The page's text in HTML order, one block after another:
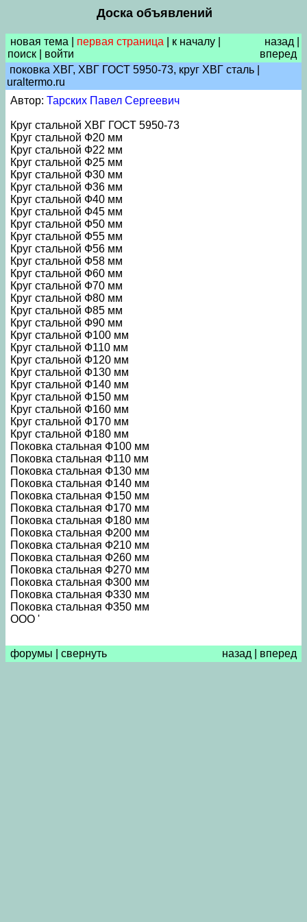
Доска объявлений
новая тема первая страница к началу
поиск
войти
назад
вперед
поковка ХВГ, ХВГ ГОСТ 5950-73, круг ХВГ сталь |
uraltermo.ru
Автор: Тарских Павел Сергеевич
Круг стальной ХВГ ГОСТ 5950-73
Круг стальной Ф20 мм
Круг стальной Ф22 мм
Круг стальной Ф25 мм
Круг стальной Ф30 мм
Круг стальной Ф36 мм
Круг стальной Ф40 мм
Круг стальной Ф45 мм
Круг стальной Ф50 мм
Круг стальной Ф55 мм
Круг стальной Ф56 мм
Круг стальной Ф58 мм
Круг стальной Ф60 мм
Круг стальной Ф70 мм
Круг стальной Ф80 мм
Круг стальной Ф85 мм
Круг стальной Ф90 мм
Круг стальной Ф100 мм
Круг стальной Ф110 мм
Круг стальной Ф120 мм
Круг стальной Ф130 мм
Круг стальной Ф140 мм
Круг стальной Ф150 мм
Круг стальной Ф160 мм
Круг стальной Ф170 мм
Круг стальной Ф180 мм
Поковка стальная Ф100 мм
Поковка стальная Ф110 мм
Поковка стальная Ф130 мм
Поковка стальная Ф140 мм
Поковка стальная Ф150 мм
Поковка стальная Ф170 мм
Поковка стальная Ф180 мм
Поковка стальная Ф200 мм
Поковка стальная Ф210 мм
Поковка стальная Ф260 мм
Поковка стальная Ф270 мм
Поковка стальная Ф300 мм
Поковка стальная Ф330 мм
Поковка стальная Ф350 мм
ООО '
форумы свернуть назад вперед